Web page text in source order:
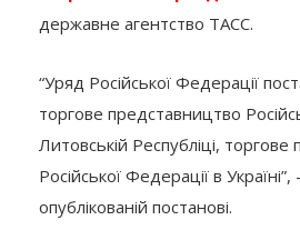
державне агентство ТАСС.
“Уряд Російської Федерації
торгове представництво
Литовській Республіці,
Російської Федерації в
опублікованій постанові.